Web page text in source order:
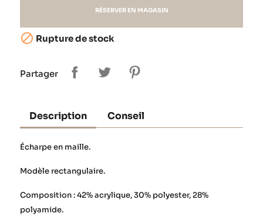
RÉSERVER EN MAGASIN
 Rupture de stock
Partager
Description Conseil
Écharpe en maille.
Modèle rectangulaire.
Composition : 42% acrylique, 30% polyester, 28%
polyamide.